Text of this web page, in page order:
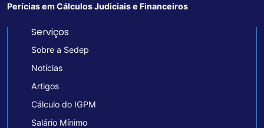
Perícias em Cálculos Judiciais e Financeiros
Serviços
Sobre a Sedep
Notícias
Artigos
Cálculo do IGPM
Salário Mínimo